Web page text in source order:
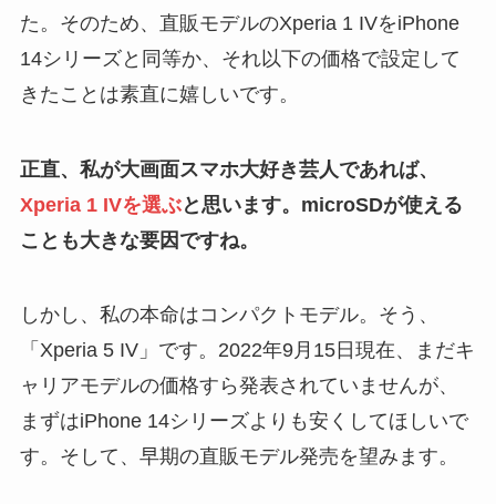
た。そのため、直販モデルのXperia 1 IVをiPhone
14シリーズと同等か、それ以下の価格で設定して
きたことは素直に嬉しいです。
正直、私が大画面スマホ大好き芸人であれば、
Xperia 1 IVを選ぶと思います。microSDが使える
ことも大きな要因ですね。
しかし、私の本命はコンパクトモデル。そう、
「Xperia 5 IV」です。2022年9月15日現在、まだキ
ャリアモデルの価格すら発表されていませんが、
まずはiPhone 14シリーズよりも安くしてほしいで
す。そして、早期の直販モデル発売を望みます。